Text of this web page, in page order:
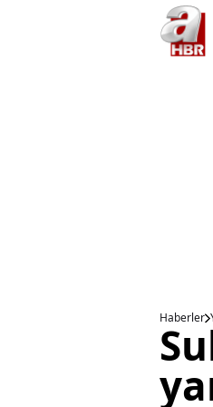
Haberler